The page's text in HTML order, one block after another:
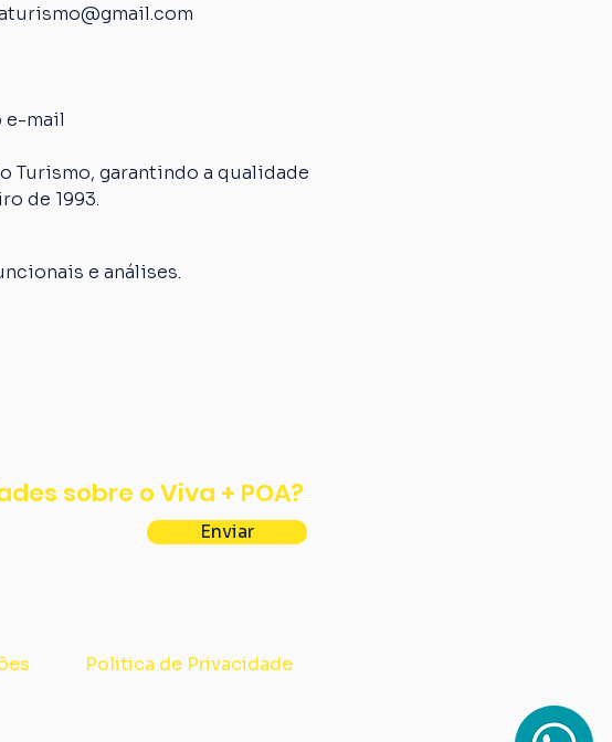
e-mail
Turismo, garantindo a qualidade
de 1993.
e análises.
sobre o Viva + POA?
Enviar
Politica de Privacidade